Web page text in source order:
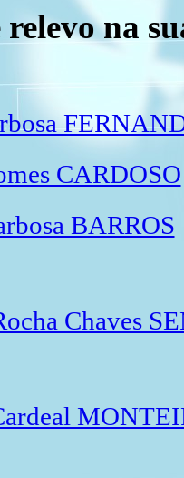
relevo na
CARDOSO
BARROS
Chaves